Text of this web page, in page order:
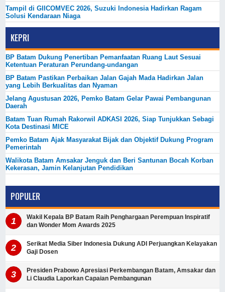
Tampil di GIICOMVEC 2026, Suzuki Indonesia Hadirkan Ragam
Solusi Kendaraan Niaga
KEPRI
BP Batam Dukung Penertiban Pemanfaatan Ruang Laut Sesuai
Ketentuan Peraturan Perundang-undangan
BP Batam Pastikan Perbaikan Jalan Gajah Mada Hadirkan Jalan
yang Lebih Berkualitas dan Nyaman
Jelang Agustusan 2026, Pemko Batam Gelar Pawai Pembangunan
Daerah
Batam Tuan Rumah Rakorwil ADKASI 2026, Siap Tunjukkan Sebagi
Kota Destinasi MICE
Pemko Batam Ajak Masyarakat Bijak dan Objektif Dukung Program
Pemerintah
Walikota Batam Amsakar Jenguk dan Beri Santunan Bocah Korban
Kekerasan, Jamin Kelanjutan Pendidikan
POPULER
Wakil Kepala BP Batam Raih Penghargaan Perempuan Inspiratif
dan Wonder Mom Awards 2025
Serikat Media Siber Indonesia Dukung ADI Perjuangkan Kelayakan
Gaji Dosen
Presiden Prabowo Apresiasi Perkembangan Batam, Amsakar dan
Li Claudia Laporkan Capaian Pembangunan